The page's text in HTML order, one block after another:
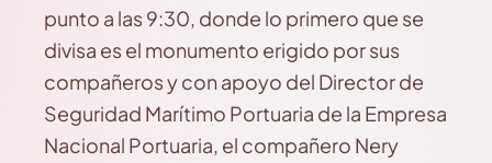
punto a las 9:30, donde lo primero que se
divisa es el monumento erigido por sus
compañeros y con apoyo del Director de
Seguridad Marítimo Portuaria de la Empresa
Nacional Portuaria, el compañero Nery